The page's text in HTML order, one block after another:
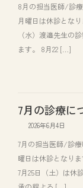
8月の担当医師/診
月曜日は休診とな
（水）渡邉先生の
ます。 8月22 […]
7月の診療に
2026年6月4日
7月の担当医師/診
曜日は休診となりま
7月25日（土）は休